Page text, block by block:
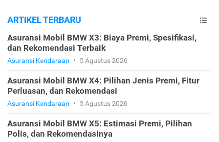
ARTIKEL TERBARU
Asuransi Mobil BMW X3: Biaya Premi, Spesifikasi,
dan Rekomendasi Terbaik
Asuransi Kendaraan • 5 Agustus 2026
Asuransi Mobil BMW X4: Pilihan Jenis Premi, Fitur
Perluasan, dan Rekomendasi
Asuransi Kendaraan • 5 Agustus 2026
Asuransi Mobil BMW X5: Estimasi Premi, Pilihan
Polis, dan Rekomendasinya